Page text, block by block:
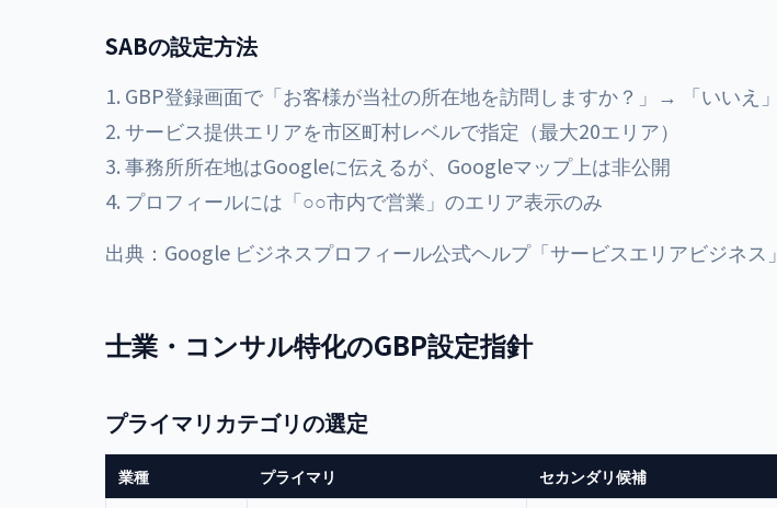
SABの設定方法
GBP登録画面で「お客様が当社の所在地を訪問しますか？」→ 「いいえ」
サービス提供エリアを市区町村レベルで指定（最大20エリア）
事務所所在地はGoogleに伝えるが、Googleマップ上は非公開
プロフィールには「○○市内で営業」のエリア表示のみ
出典： Google ビジネスプロフィール公式ヘルプ「サービスエリアビジネス」
士業・コンサル特化のGBP設定指針
プライマリカテゴリの選定
業種 プライマリ セカンダリ候補